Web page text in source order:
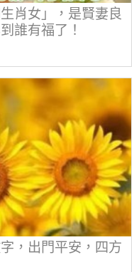
肖女」，是賢妻良
誰有福了！
，出門平安，四方